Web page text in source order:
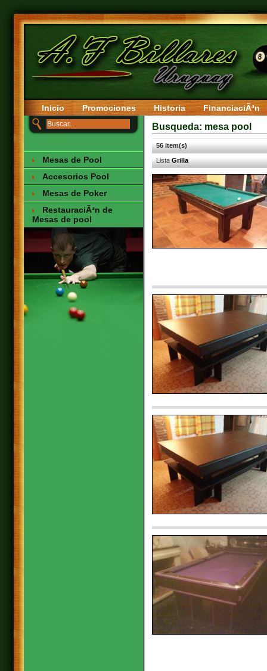
Inicio Promociones Historia FinanciaciÃ³n
Mesas de Pool
Accesorios Pool
Mesas de Poker
RestauraciÃ³n de
Mesas de pool
Busqueda: mesa pool
56 item(s)
ListaGrilla